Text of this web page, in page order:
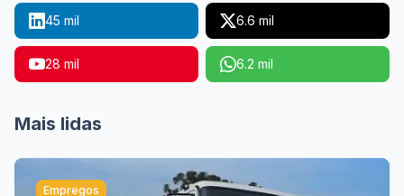
45 mil 6.6 mil
28 mil 6.2 mil
Mais lidas
Empregos